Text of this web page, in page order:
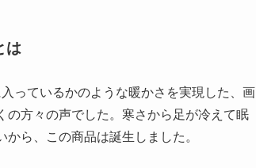
は
っているかのような暖かさを実現した、画
の方々の声でした。寒さから足が冷えて眠
ら、この商品は誕生しました。